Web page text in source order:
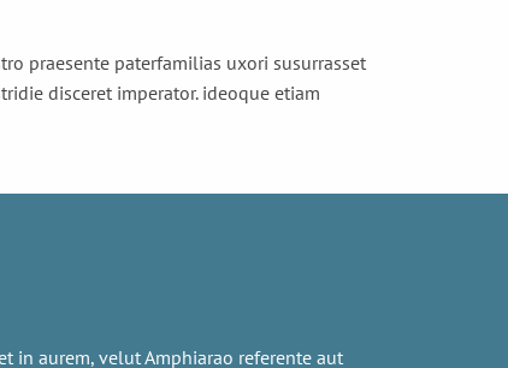
praesente paterfamilias uxori susurrasset
disceret imperator. ideoque etiam
in aurem, velut Amphiarao referente aut